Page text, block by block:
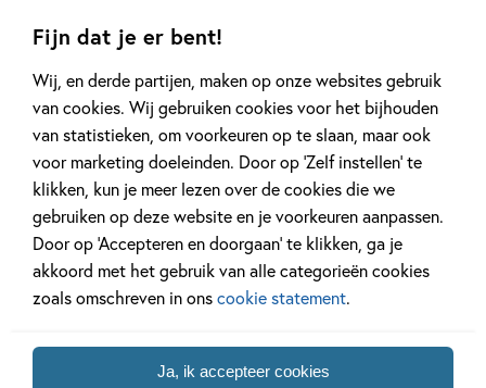
Fijn dat je er bent!
Wij, en derde partijen, maken op onze websites gebruik
van cookies. Wij gebruiken cookies voor het bijhouden
van statistieken, om voorkeuren op te slaan, maar ook
voor marketing doeleinden. Door op ‘Zelf instellen’ te
klikken, kun je meer lezen over de cookies die we
gebruiken op deze website en je voorkeuren aanpassen.
Door op ‘Accepteren en doorgaan’ te klikken, ga je
akkoord met het gebruik van alle categorieën cookies
zoals omschreven in onscookie statement.
Ja, ik accepteer cookies
20 APRIL 2026
Oplossing ‘De schaduwroof’
puzzel!
Achtergrond
Lees meer
27 FEBRUARI 2026
Ons
regent ganzen’
Lees meer